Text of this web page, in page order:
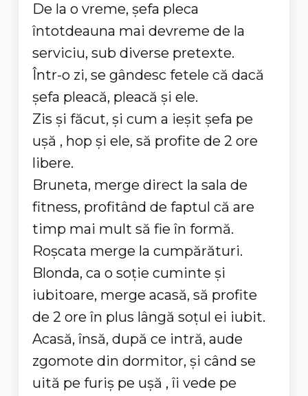
De la o vreme, şefa pleca
întotdeauna mai devreme de la
serviciu, sub diverse pretexte.
Într-o zi, se gândesc fetele că dacă
şefa pleacă, pleacă şi ele.
Zis şi făcut, şi cum a ieşit şefa pe
uşă , hop şi ele, să profite de 2 ore
libere.
Bruneta, merge direct la sala de
fitness, profitând de faptul că are
timp mai mult să fie în formă.
Roşcata merge la cumpărături.
Blonda, ca o soţie cuminte şi
iubitoare, merge acasă, să profite
de 2 ore în plus lângă soţul ei iubit.
Acasă, însă, după ce intră, aude
zgomote din dormitor, şi când se
uită pe furiş pe uşă , îi vede pe